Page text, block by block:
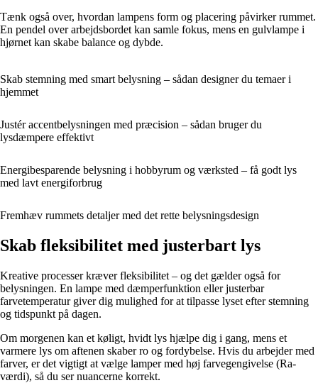
Tænk også over, hvordan lampens form og placering påvirker rummet.
En pendel over arbejdsbordet kan samle fokus, mens en gulvlampe i
hjørnet kan skabe balance og dybde.
Skab stemning med smart belysning – sådan designer du temaer i
hjemmet
Justér accentbelysningen med præcision – sådan bruger du
lysdæmpere effektivt
Energibesparende belysning i hobbyrum og værksted – få godt lys
med lavt energiforbrug
Fremhæv rummets detaljer med det rette belysningsdesign
Skab fleksibilitet med justerbart lys
Kreative processer kræver fleksibilitet – og det gælder også for
belysningen. En lampe med dæmperfunktion eller justerbar
farvetemperatur giver dig mulighed for at tilpasse lyset efter stemning
og tidspunkt på dagen.
Om morgenen kan et køligt, hvidt lys hjælpe dig i gang, mens et
varmere lys om aftenen skaber ro og fordybelse. Hvis du arbejder med
farver, er det vigtigt at vælge lamper med høj farvegengivelse (Ra-
værdi), så du ser nuancerne korrekt.